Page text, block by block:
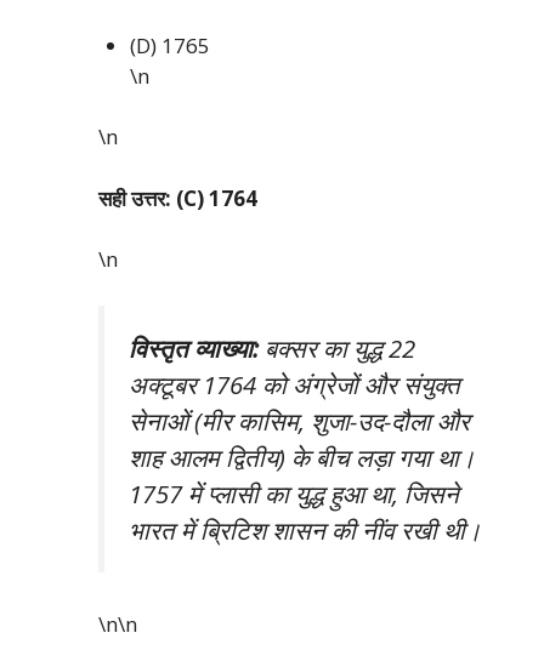
(D) 1765
\n
\n
सही उत्तर: (C) 1764
\n
विस्तृत व्याख्या:बक्सर का युद्ध 22
अक्टूबर 1764 को अंग्रेजों और संयुक्त
सेनाओं (मीर कासिम, शुजा-उद-दौला और
शाह आलम द्वितीय) के बीच लड़ा गया था।
1757 में प्लासी का युद्ध हुआ था, जिसने
भारत में ब्रिटिश शासन की नींव रखी थी।
\n\n